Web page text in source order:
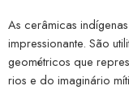
As cerâmicas
impressionante. São
geométricos que
rios e do imaginário